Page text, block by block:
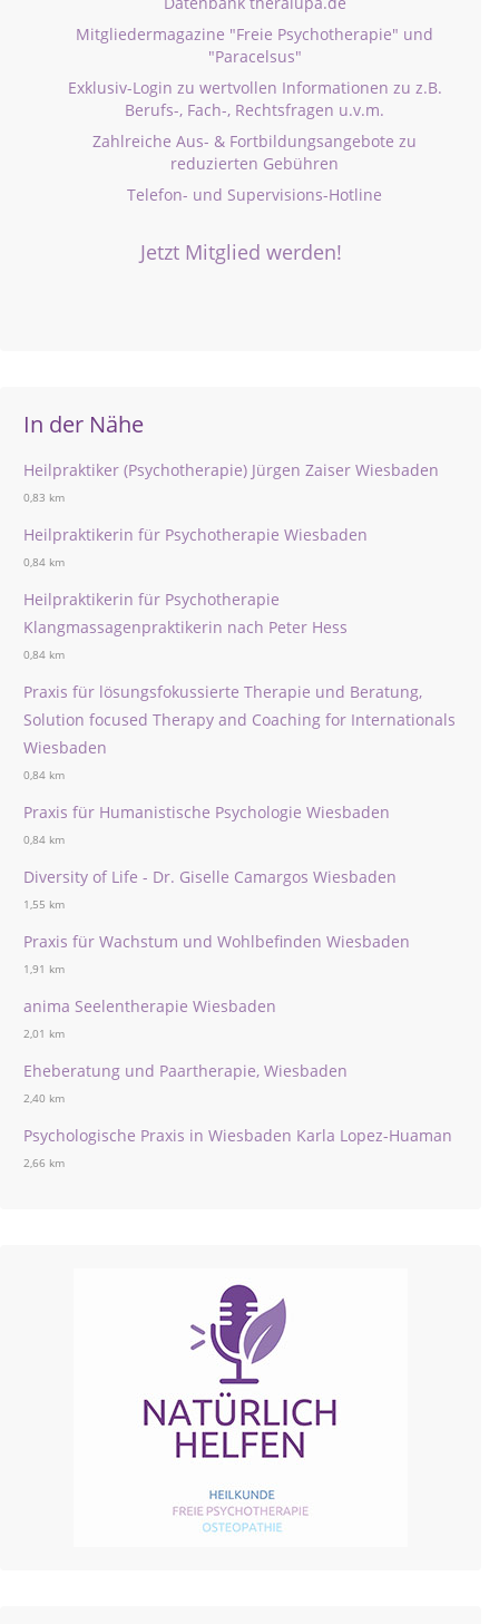
Mitgliedermagazine "Freie Psychotherapie" und
"Paracelsus"
Exklusiv-Login zu wertvollen Informationen zu z.B.
Berufs-, Fach-, Rechtsfragen u.v.m.
Zahlreiche Aus- & Fortbildungsangebote zu
reduzierten Gebühren
Telefon- und Supervisions-Hotline
Jetzt Mitglied werden!
In der Nähe
Heilpraktiker (Psychotherapie) Jürgen Zaiser Wiesbaden
0,83 km
Heilpraktikerin für Psychotherapie Wiesbaden
0,84 km
Heilpraktikerin für Psychotherapie
Klangmassagenpraktikerin nach Peter Hess
0,84 km
Praxis für lösungsfokussierte Therapie und Beratung,
Solution focused Therapy and Coaching for Internationals
Wiesbaden
0,84 km
Praxis für Humanistische Psychologie Wiesbaden
0,84 km
Diversity of Life - Dr. Giselle Camargos Wiesbaden
1,55 km
Praxis für Wachstum und Wohlbefinden Wiesbaden
1,91 km
anima Seelentherapie Wiesbaden
2,01 km
Eheberatung und Paartherapie, Wiesbaden
2,40 km
Psychologische Praxis in Wiesbaden Karla Lopez-Huaman
2,66 km